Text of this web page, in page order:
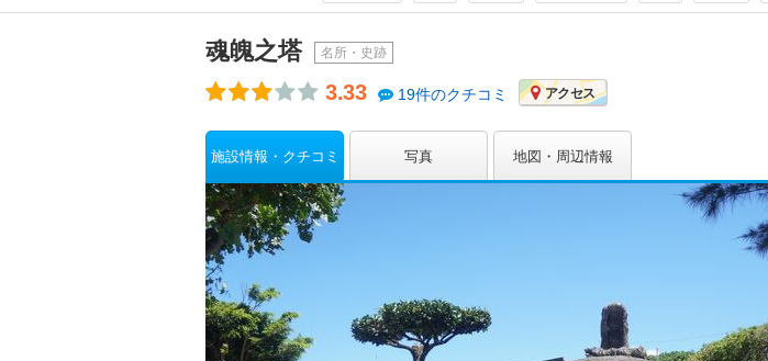
魂魄之塔 名所・史跡
3.33 19件のクチコミ アクセス
施設情報・クチコミ 写真 地図・周辺情報